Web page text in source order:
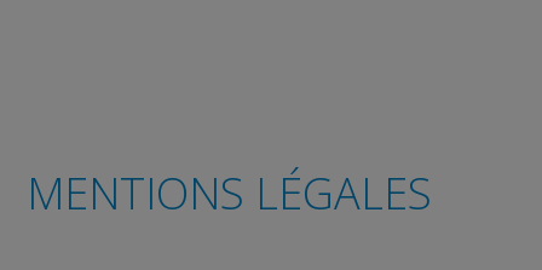
MENTIONS LÉGALES